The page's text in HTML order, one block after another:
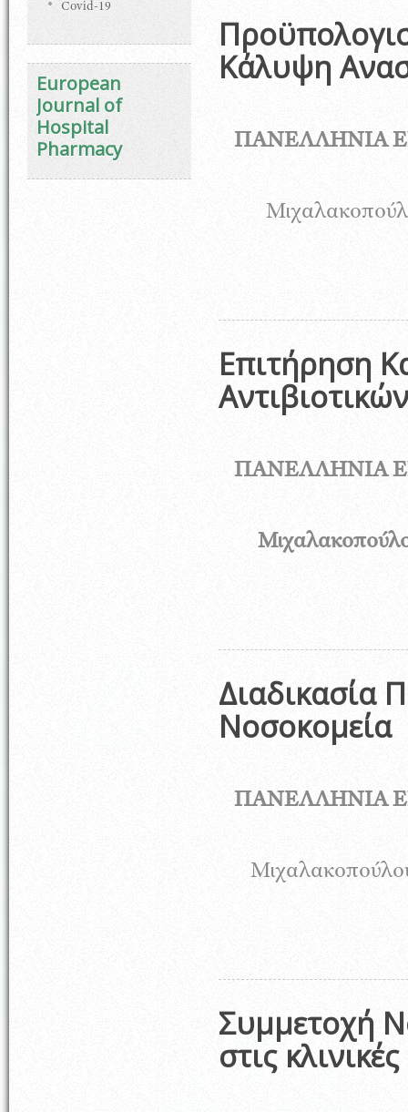
Covid-19
European
Journal of
Hospital
Pharmacy
Κάλυψη
ΠΑΝΕΛΛΗΝΙΑ
Επιτήρηση
ΠΑΝΕΛΛΗΝΙΑ
Διαδικασία
Νοσοκομεία
ΠΑΝΕΛΛΗΝΙΑ
Συμμετοχή
στις